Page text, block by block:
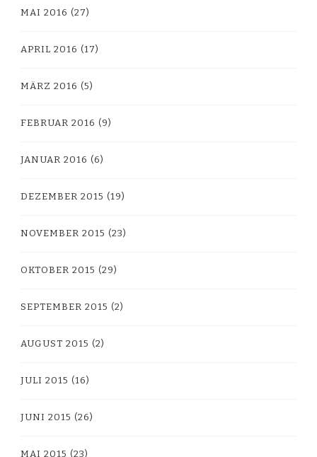
MAI 2016 (27)
APRIL 2016 (17)
MÄRZ 2016 (5)
FEBRUAR 2016 (9)
JANUAR 2016 (6)
DEZEMBER 2015 (19)
NOVEMBER 2015 (23)
OKTOBER 2015 (29)
SEPTEMBER 2015 (2)
AUGUST 2015 (2)
JULI 2015 (16)
JUNI 2015 (26)
MAI 2015 (23)